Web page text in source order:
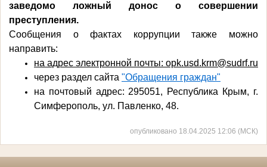
заведомо ложный донос о совершении
преступления.
Сообщения о фактах коррупции также можно
направить:
на адрес электронной почты: opk.usd.krm@sudrf.ru
через раздел сайта "Обращения граждан"
на почтовый адрес: 295051, Республика Крым, г.
Симферополь, ул. Павленко, 48.
опубликовано 18.04.2025 12:06 (МСК)